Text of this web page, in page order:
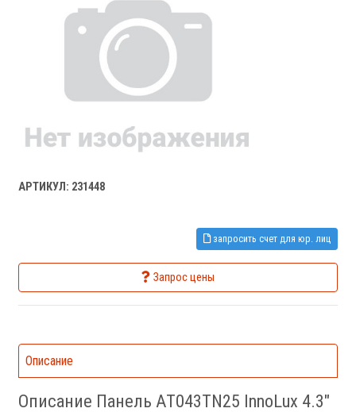
АРТИКУЛ: 231448
запросить счет для юр. лиц
Запрос цены
Описание
Описание Панель AT043TN25 InnoLux 4.3"